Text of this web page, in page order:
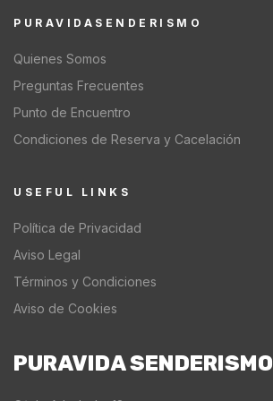
PURAVIDASENDERISMO
Quienes Somos
Preguntas Frecuentes
Punto de Encuentro
Condiciones de Reserva y Cacelación
USEFUL LINKS
Política de Privacidad
Aviso Legal
Términos y Condiciones
Aviso de Cookies
PURAVIDA SENDERISMO